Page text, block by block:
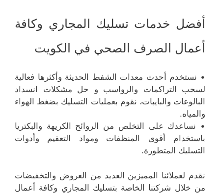
أفضل خدمات تسليك المجاري وكافة
أعمال الصرف الصحي في الكويت
• نستخدم أحدث معدات الشفط الحديثة وأكثرها فعالية
لسحب التراكمات والرواسب و حل مشكلات انسداد
البالوعات والبايبات، نقوم بعمليات التسليك بضغط الهواء
والمياه.
• نساعدك على التخلص من الروائح الكريهة والبكتريا
باستخدام أقوى المنظفات ومواد التعقيم وأدوات
التسليك المتطورة.
نقدم لعملائنا المميزين العديد من العروض والتخفيضات
من خلال شركتنا الخاصة بتسليك المجاري وكافة أعمال